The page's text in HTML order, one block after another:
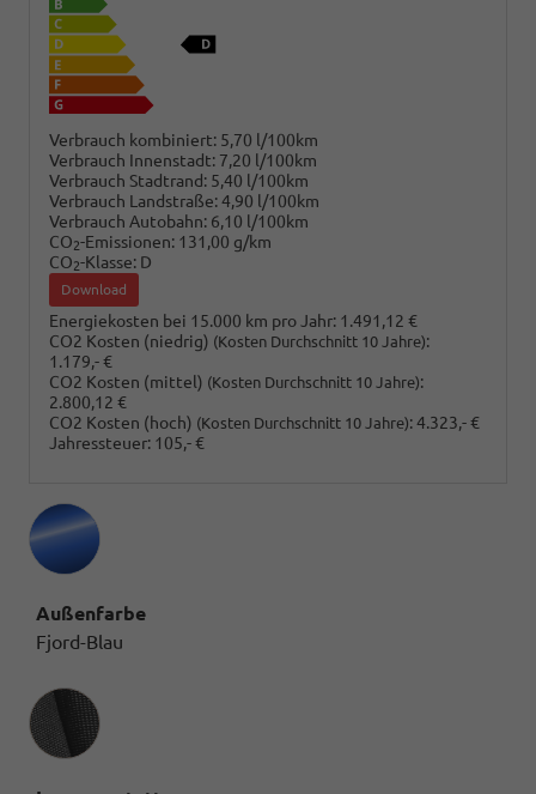
Verbrauch kombiniert: 5,70 l/100km
Verbrauch Innenstadt: 7,20 l/100km
Verbrauch Stadtrand: 5,40 l/100km
Verbrauch Landstraße:4,90 l/100km
Verbrauch Autobahn: 6,10 l/100km
CO2-Emissionen: 131,00 g/km
CO2-Klasse: D
Download
Energiekosten bei 15.000 km pro Jahr: 1.491,12 €
CO2 Kosten (niedrig) (Kosten Durchschnitt 10 Jahre):
1.179,- €
CO2 Kosten (mittel) (Kosten Durchschnitt 10 Jahre):
2.800,12 €
CO2 Kosten (hoch) (Kosten Durchschnitt 10 Jahre):4.323,- €
Jahressteuer: 105,- €
Außenfarbe
Fjord-Blau
Innenausstattung